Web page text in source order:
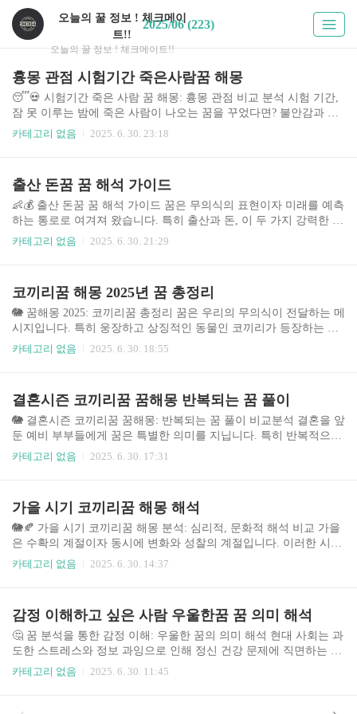
오늘의 꿀 정보 ! 체크메이
트!!
오늘의 꿀 정보 ! 체크메이트!!
2025/06 (223)
흉몽 관점 시험기간 죽은사람꿈 해몽
😴💀 시험기간 죽은 사람 꿈 해몽: 흉몽 관점 비교 분석 시험 기간,
잠 못 이루는 밤에 죽은 사람이 나오는 꿈을 꾸었다면? 불안감과 걱
정에 휩싸이기 쉽습니다. 이 글에서는 시험 기간에 죽은 사람이 나오
다. 최근 스트레스와 불안감이 높아지는 청소년 및 수험생들에게 꿈
해몽은 심리적 안정에 도움을 주는 하나의 방법으로 자리 잡고 있으
며, 관련 정보에 대한 수요 역시 증가하고 있습니다. 다양한 꿈 해몽
사이트와 서적, 심리학적 관점을 바탕으로 객관적이고 종합적인 분
석을 제공하여 독자 ..
카테고리 없음 2025. 6. 30. 23:18
출산 돈꿈 꿈 해석 가이드
👶💰 출산 돈꿈 꿈 해석 가이드 꿈은 무의식의 표현이자 미래를 예측
하는 통로로 여겨져 왔습니다. 특히 출산과 돈, 이 두 가지 강력한 상
징이 결합된 꿈은 더욱 깊은 해석을 필요로 합니다. 이 가이드에서는
는 심리학, 정신분석학 등 다양한 분야에서 연구되고 있습니다. 특히
출산 돈꿈은 현실적인 욕구와 심리적 갈등이 복합적으로 반영된 꿈
으로, 단순한 해석을 넘어 개인의 삶과 미래에 대한 중요한 메시지를
담고 있을 수 있습니다. 현대 사회에서 경제적 안정과 가족 계획은 ..
카테고리 없음 2025. 6. 30. 21:29
코끼리꿈 해몽 2025년 꿈 총정리
🐘 꿈해몽 2025: 코끼리꿈 총정리 꿈은 우리의 무의식이 전달하는 메
시지입니다. 특히 웅장하고 상징적인 동물인 코끼리가 등장하는 꿈
은 더욱 깊은 의미를 내포하고 있습니다. 2025년 현재, 꿈 해몽에 대
에서 그 의미를 재해석하여, 독자 여러분의 꿈을 이해하는 데 도움을
드리고자 합니다. 코끼리 꿈의 유형, 꿈속 상황, 개인의 상황 등을 종
합적으로 고려하여 가장 정확하고 유용한 해석을 제공하도록 노력
하겠습니다. 꿈 해몽은 과학적인 분석이 아닌 심리적 해석임을 명심
하시고, 본 ..
카테고리 없음 2025. 6. 30. 18:55
결혼시즌 코끼리꿈 꿈해몽 반복되는 꿈 풀이
🐘 결혼시즌 코끼리꿈 꿈해몽: 반복되는 꿈 풀이 비교분석 결혼을 앞
둔 예비 부부들에게 꿈은 특별한 의미를 지닙니다. 특히 반복적으로
꾸는 꿈은 더욱 그렇죠. 최근 결혼시즌에 코끼리꿈을 반복적으로 꾸
꿈의 의미를 보다 깊이 이해하고 불안감을 해소하는데 도움을 드리
고자 합니다. 🤔 주제의 중요성과 배경 결혼은 인생의 중요한 전환점
입니다. 이 시기에 꾸는 꿈은 단순한 잠재의식의 표현을 넘어, 결혼
에 대한 불안감, 기대감, 혹은 무의식적인 걱정 등을 반영할..
카테고리 없음 2025. 6. 30. 17:31
가을 시기 코끼리꿈 해몽 해석
🐘🍂 가을 시기 코끼리꿈 해몽 분석: 심리적, 문화적 해석 비교 가을
은 수확의 계절이자 동시에 변화와 성찰의 계절입니다. 이러한 시기
에 꾸는 꿈은 특히 심리적 상태와 미래에 대한 암시를 담고 있다고
분석하여, 꿈의 의미를 좀 더 깊이 있게 이해하고자 합니다. 꿈 해몽
은 과학적 근거가 아닌 심리적 분석에 기반한 해석임을 유의하시기
바랍니다. 1. 주제 소개 및 중요성 꿈 해몽은 오랫동안 인류의 관심
사였으며, 특히 개인의 심리 상태와 미래를 예측하는 도구로 활용되
어 ..
카테고리 없음 2025. 6. 30. 14:37
감정 이해하고 싶은 사람 우울한꿈 꿈 의미 해석
🤔 꿈 분석을 통한 감정 이해: 우울한 꿈의 의미 해석 현대 사회는 과
도한 스트레스와 정보 과잉으로 인해 정신 건강 문제에 직면하는 사
람들이 증가하고 있습니다. 특히 우울증은 젊은 세대부터 중장년층
데 어려움을 겪고 있으며, 이로 인해 더욱 심각한 문제로 이어지는
카테고리 없음 2025. 6. 30. 11:45